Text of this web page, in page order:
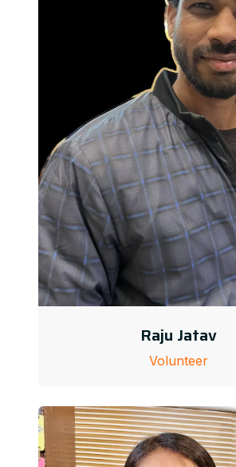
Raju Jatav
Volunteer